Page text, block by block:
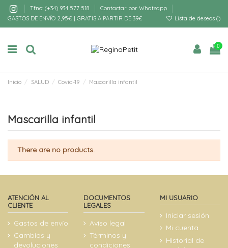
Tfno: (+34) 934 577 518
Contactar por Whatsapp
GASTOS DE ENVÍO 2,95€ | GRATIS A PARTIR DE 39€
Lista de deseos ()
0
Inicio SALUD Covid-19 Mascarilla infantil
Mascarilla infantil
There are no products.
ATENCIÓN AL
CLIENTE
Gastos de envío
Cambios y
devoluciones
DOCUMENTOS
LEGALES
Aviso legal
Términos y
condiciones
MI USUARIO
Iniciar sesión
Mi cuenta
Historial de